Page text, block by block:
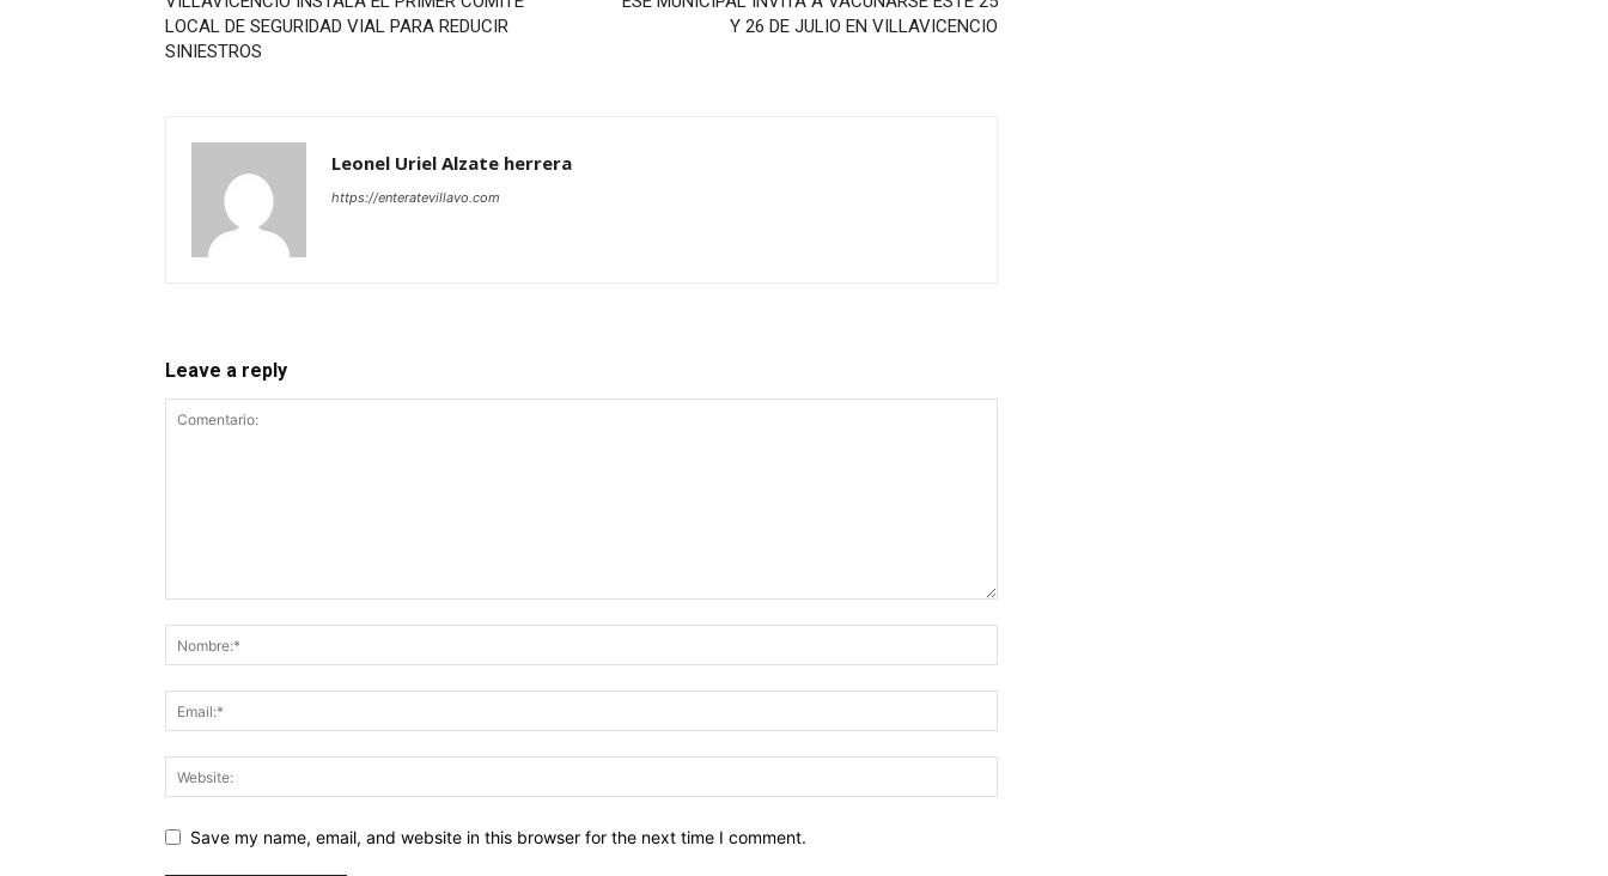
LOCAL DE SEGURIDAD VIAL PARA REDUCIR
SINIESTROS
Y 26 DE JULIO EN VILLAVICENCIO
Leonel Uriel Alzate herrera
https://enteratevillavo.com
Leave a reply
Save my name, email, and website in this browser for the next time I comment.